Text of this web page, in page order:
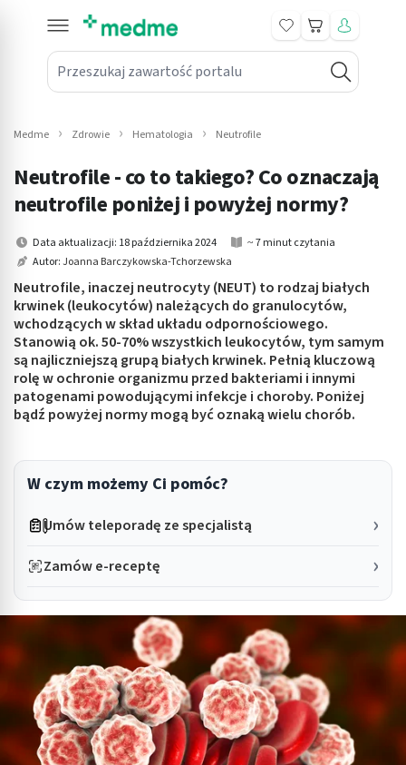
Przeszukaj zawartość portalu
Koszyk
submenu: Leki na receptę
submenu: Mama i dziecko
submenu: Kosmetyki
submenu: Higiena
submenu: Sprzęt medyczny
submenu: Intymne
submenu: Wellness
Medme Zdrowie Hematologia Neutrofile
Neutrofile - co to takiego? Co oznaczają
neutrofile poniżej i powyżej normy?
Data aktualizacji: 18 października 2024
~ 7 minut czytania
Autor:Joanna Barczykowska-Tchorzewska
Neutrofile, inaczej neutrocyty (NEUT) to rodzaj białych
krwinek (leukocytów) należących do granulocytów,
wchodzących w skład układu odpornościowego.
Stanowią ok. 50-70% wszystkich leukocytów, tym samym
są najliczniejszą grupą białych krwinek. Pełnią kluczową
rolę w ochronie organizmu przed bakteriami i innymi
patogenami powodującymi infekcje i choroby. Poniżej
bądź powyżej normy mogą być oznaką wielu chorób.
W czym możemy Ci pomóc?
Umów teleporadę ze specjalistą
Zamów e-receptę